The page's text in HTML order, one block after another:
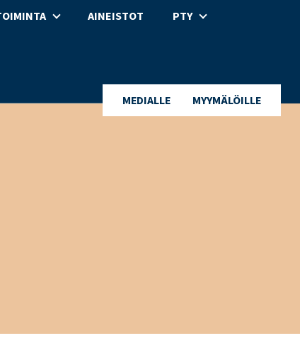
AINEISTOT PTY
MEDIALLE MYYMÄLÖILLE